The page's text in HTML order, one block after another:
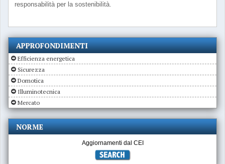
responsabilità per la sostenibilità.
APPROFONDIMENTI
Efficienza energetica
Sicurezza
Domotica
Illuminotecnica
Mercato
NORME
Aggiornamenti dal CEI